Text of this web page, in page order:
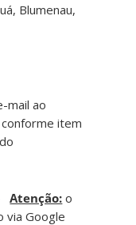
Blumenau,
mail ao
item
Atenção: o
via Google